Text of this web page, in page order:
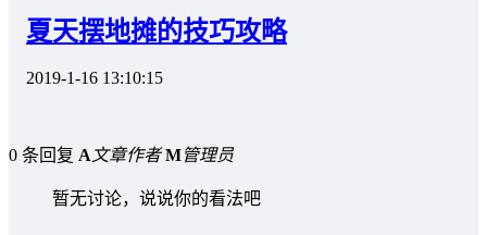
夏天摆地摊的技巧攻略
2019-1-16 13:10:15
0 条回复 A文章作者 M管理员
暂无讨论，说说你的看法吧